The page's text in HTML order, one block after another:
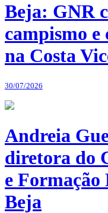
Beja: GNR
campismo
na Costa
30/07/2026
Andreia
diretora do
e Formação
Beja